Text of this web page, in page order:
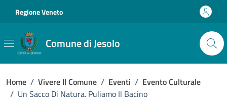
Regione Veneto
Comune di Jesolo
Home / Vivere Il Comune / Eventi / Evento Culturale
/ Un Sacco Di Natura. Puliamo Il Bacino